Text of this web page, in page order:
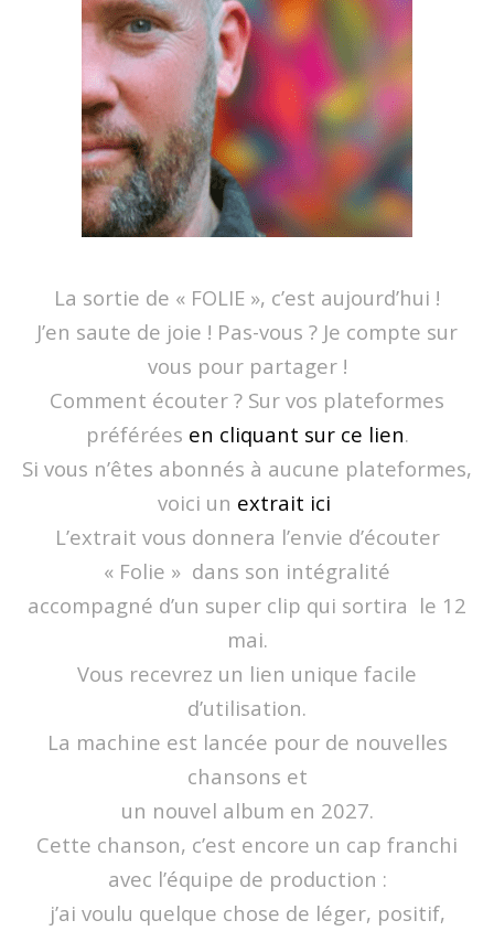
La sortie de « FOLIE », c’est aujourd’hui !
J’en saute de joie ! Pas-vous ? Je compte sur
vous pour partager !
Comment écouter ? Sur vos plateformes
préférées en cliquant sur ce lien.
Si vous n’êtes abonnés à aucune plateformes,
voici un extrait ici
L’extrait vous donnera l’envie d’écouter
« Folie » dans son intégralité
accompagné d’un super clip qui sortira le 12
mai.
Vous recevrez un lien unique facile
d’utilisation.
La machine est lancée pour de nouvelles
chansons et
un nouvel album en 2027.
Cette chanson, c’est encore un cap franchi
avec l’équipe de production :
j’ai voulu quelque chose de léger, positif,